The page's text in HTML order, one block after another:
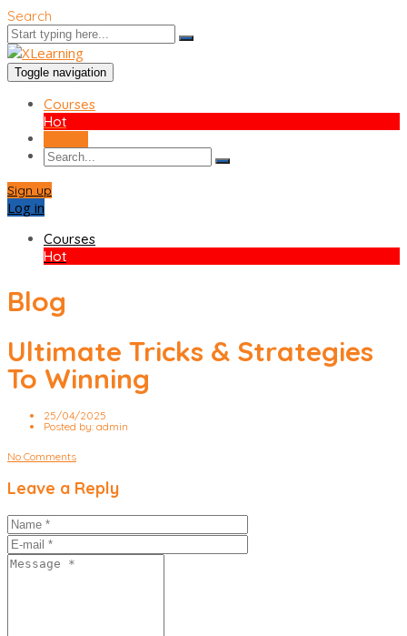
Search
Toggle navigation
Courses
Hot
Sign up
Log in
Courses
Hot
Blog
Ultimate Tricks & Strategies
To Winning
25/04/2025
Posted by: admin
No Comments
Leave a Reply